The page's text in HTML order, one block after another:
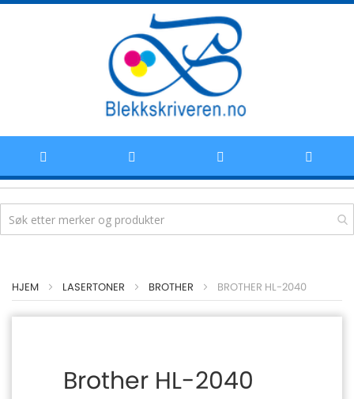
til
HJEM LASERTONER BROTHER BROTHER HL-2040
Brother HL-2040